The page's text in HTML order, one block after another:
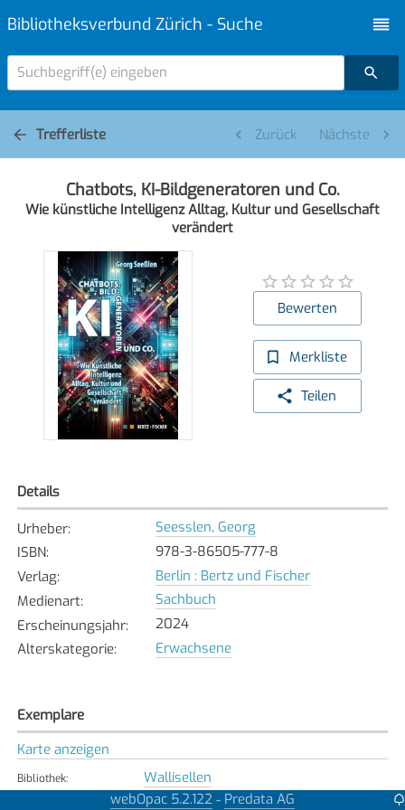
Bibliotheksverbund Zürich - Suche
Suchbegriff(e) eingeben
Trefferliste Zurück Nächste
Chatbots, KI-Bildgeneratoren und Co.
Wie künstliche Intelligenz Alltag, Kultur und Gesellschaft
verändert
Bewerten
Merkliste
Teilen
Details
Urheber:
Seesslen, Georg
ISBN:
978-3-86505-777-8
Verlag:
Berlin : Bertz und Fischer
Medienart:
Sachbuch
Erscheinungsjahr:
2024
Alterskategorie: Erwachsene
Exemplare
Karte anzeigen
Bibliothek: Wallisellen
Verfügbar
webOpac 5.2.122 - Predata AG